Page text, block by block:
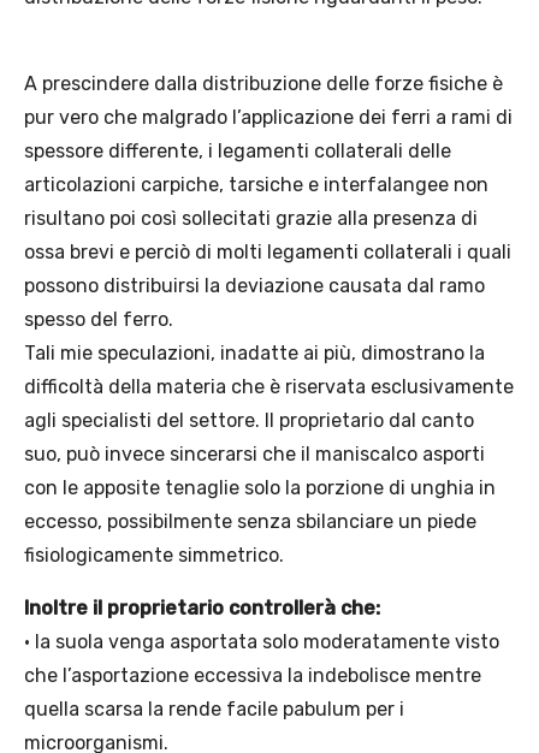
A prescindere dalla distribuzione delle forze fisiche è
pur vero che malgrado l’applicazione dei ferri a rami di
spessore differente, i legamenti collaterali delle
articolazioni carpiche, tarsiche e interfalangee non
risultano poi così sollecitati grazie alla presenza di
ossa brevi e perciò di molti legamenti collaterali i quali
possono distribuirsi la deviazione causata dal ramo
spesso del ferro.
Tali mie speculazioni, inadatte ai più, dimostrano la
difficoltà della materia che è riservata esclusivamente
agli specialisti del settore. Il proprietario dal canto
suo, può invece sincerarsi che il maniscalco asporti
con le apposite tenaglie solo la porzione di unghia in
eccesso, possibilmente senza sbilanciare un piede
fisiologicamente simmetrico.
Inoltre il proprietario controllerà che:
• la suola venga asportata solo moderatamente visto
che l’asportazione eccessiva la indebolisce mentre
quella scarsa la rende facile pabulum per i
microorganismi.